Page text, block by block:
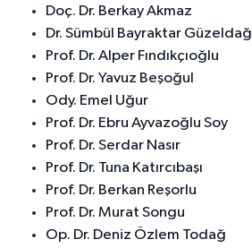
Doç. Dr. Berkay Akmaz
Dr. Sümbül Bayraktar Güzeldağ
Prof. Dr. Alper Fındıkçıoğlu
Prof. Dr. Yavuz Beşoğul
Ody. Emel Uğur
Prof. Dr. Ebru Ayvazoğlu Soy
Prof. Dr. Serdar Nasır
Prof. Dr. Tuna Katırcıbaşı
Prof. Dr. Berkan Reşorlu
Prof. Dr. Murat Songu
Op. Dr. Deniz Özlem Todağ